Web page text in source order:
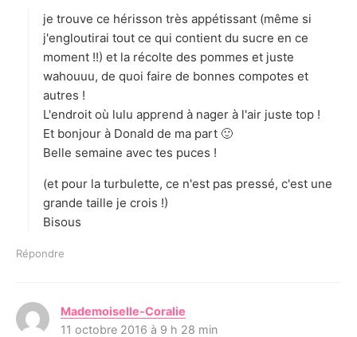
:
je trouve ce hérisson très appétissant (même si
j'engloutirai tout ce qui contient du sucre en ce
moment !!) et la récolte des pommes et juste
wahouuu, de quoi faire de bonnes compotes et
autres !
L'endroit où lulu apprend à nager à l'air juste top !
Et bonjour à Donald de ma part 🙂
Belle semaine avec tes puces !
(et pour la turbulette, ce n'est pas pressé, c'est une
grande taille je crois !)
Bisous
Répondre
Mademoiselle-Coralie
i
11 octobre 2016 à 9 h 28 min